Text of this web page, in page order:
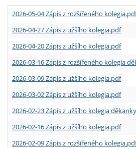
2026-05-04 Zápis z rozšířeného
2026-04-27 Zápis z užšího kolegia.pdf
2026-04-20 Zápis z užšího kolegia.pdf
2026-03-16 Zápis z rozšířeného kolegia
2026-03-09 Zápis z užšího kolegia.pdf
2026-03-02 Zápis z užšího kolegia.pdf
2026-02-23 Zápis z užšího kolegia
2026-02-16 Zápis z užšího kolegia.pdf
2026-02-09 Zápis z rozšířeného